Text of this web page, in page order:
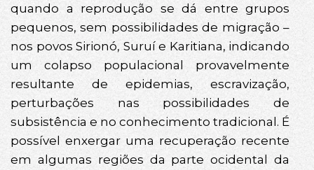
quando a reprodução se dá entre grupos
pequenos, sem possibilidades de migração –
nos povos Sirionó, Suruí e Karitiana, indicando
um colapso populacional provavelmente
resultante de epidemias, escravização,
perturbações nas possibilidades de
subsistência e no conhecimento tradicional. É
possível enxergar uma recuperação recente
em algumas regiões da parte ocidental da